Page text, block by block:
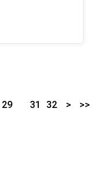
29
31 32 > >>